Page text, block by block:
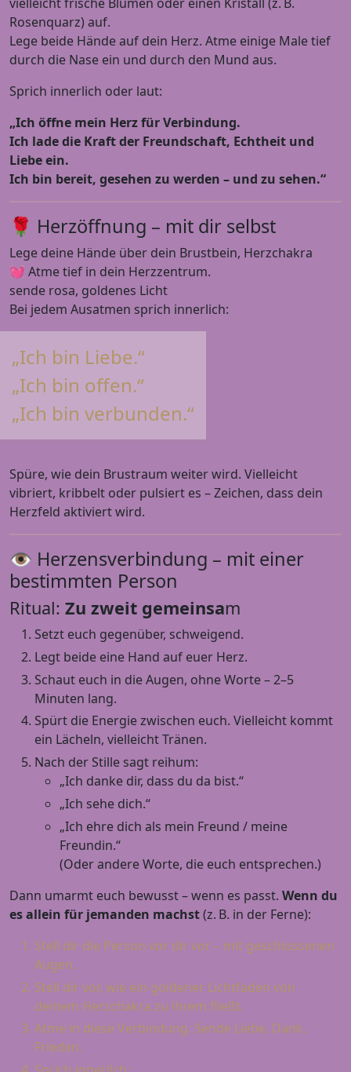
Rosenquarz) auf.
Lege beide Hände auf dein Herz. Atme einige Male tief
durch die Nase ein und durch den Mund aus.
Sprich innerlich oder laut:
„Ich öffne mein Herz für Verbindung.
Ich lade die Kraft der Freundschaft, Echtheit und
Liebe ein.
Ich bin bereit, gesehen zu werden – und zu sehen.“
🌹 Herzöffnung – mit dir selbst
Lege deine Hände über dein Brustbein, Herzchakra
💓 Atme tief in dein Herzzentrum.
sende rosa, goldenes Licht
Bei jedem Ausatmen sprich innerlich:
„Ich bin Liebe.“
„Ich bin offen.“
„Ich bin verbunden.“
Spüre, wie dein Brustraum weiter wird. Vielleicht
vibriert, kribbelt oder pulsiert es – Zeichen, dass dein
Herzfeld aktiviert wird.
👁 Herzensverbindung – mit einer
bestimmten Person
Ritual: Zu zweit gemeinsam
Setzt euch gegenüber, schweigend.
Legt beide eine Hand auf euer Herz.
Schaut euch in die Augen, ohne Worte – 2–5
Minuten lang.
Spürt die Energie zwischen euch. Vielleicht kommt
ein Lächeln, vielleicht Tränen.
Nach der Stille sagt reihum:
„Ich danke dir, dass du da bist.“
„Ich sehe dich.“
„Ich ehre dich als mein Freund / meine
Freundin.“
(Oder andere Worte, die euch entsprechen.)
Dann umarmt euch bewusst – wenn es passt. Wenn du
es allein für jemanden machst(z. B. in der Ferne):
Stell dir die Person vor dir vor – mit geschlossenen
Augen.
Stell dir vor, wie ein goldener Lichtfaden von
deinem Herzchakra zu ihrem fließt.
Atme in diese Verbindung. Sende Liebe, Dank,
Frieden.